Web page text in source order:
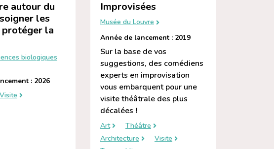
autour du
les
protéger la
biologiques
: 2026
Visite
Improvisées
Musée du Louvre
Année de lancement : 2019
Sur la base de vos
suggestions, des comédiens
experts en improvisation
vous embarquent pour une
visite théâtrale des plus
décalées !
Art
Théâtre
Architecture
Visite